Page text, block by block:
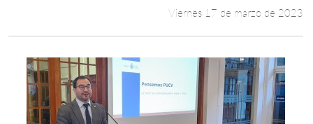
Viernes 17 de marzo de 2023